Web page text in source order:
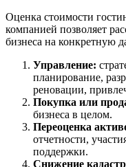
Оценка стоимости
компанией позволяет
бизнеса на конкретную
Управление:
планирование,
реновации,
Покупка или
бизнеса в целом.
Переоценка
отчетности,
поддержки.
Снижение
Бирюч
Благовещенск
Богородицк
Большой Камень
Борзя
Борисоглебск
Боровичи